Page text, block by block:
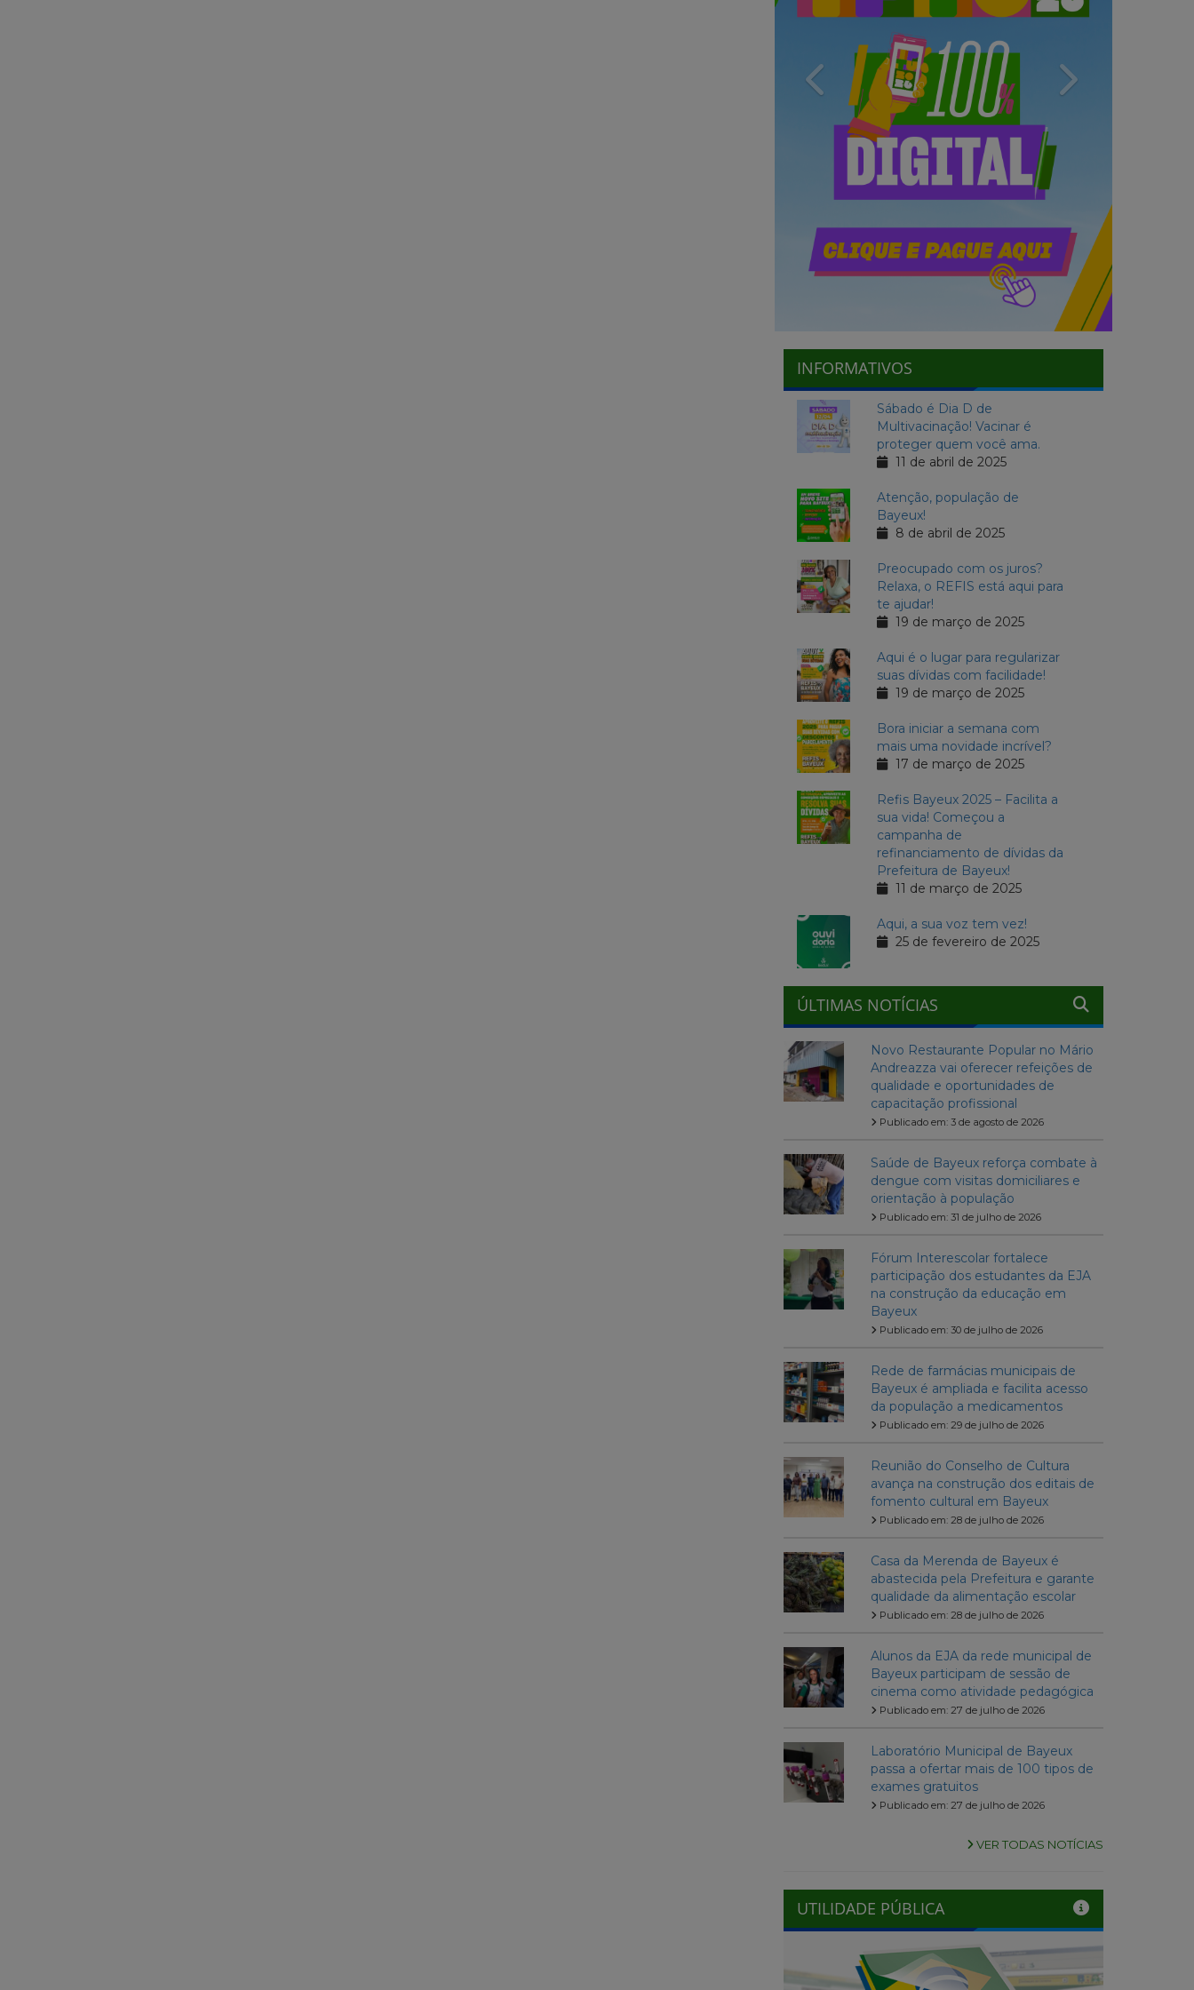
Previous Next
INFORMATIVOS
Sábado é Dia D de
Multivacinação! Vacinar é
proteger quem você ama.
11 de abril de 2025
Atenção, população de
Bayeux!
8 de abril de 2025
Preocupado com os juros?
Relaxa, o REFIS está aqui para
te ajudar!
19 de março de 2025
Aqui é o lugar para regularizar
suas dívidas com facilidade!
19 de março de 2025
Bora iniciar a semana com
mais uma novidade incrível?
17 de março de 2025
Refis Bayeux 2025 – Facilita a
sua vida! Começou a
campanha de
refinanciamento de dívidas da
Prefeitura de Bayeux!
11 de março de 2025
Aqui, a sua voz tem vez!
25 de fevereiro de 2025
ÚLTIMAS NOTÍCIAS
Novo Restaurante Popular no Mário
Andreazza vai oferecer refeições de
qualidade e oportunidades de
capacitação profissional
Publicado em: 3 de agosto de 2026
Saúde de Bayeux reforça combate à
dengue com visitas domiciliares e
orientação à população
Publicado em: 31 de julho de 2026
Fórum Interescolar fortalece
participação dos estudantes da EJA
na construção da educação em
Bayeux
Publicado em: 30 de julho de 2026
Rede de farmácias municipais de
Bayeux é ampliada e facilita acesso
da população a medicamentos
Publicado em: 29 de julho de 2026
Reunião do Conselho de Cultura
avança na construção dos editais de
fomento cultural em Bayeux
Publicado em: 28 de julho de 2026
Casa da Merenda de Bayeux é
abastecida pela Prefeitura e garante
qualidade da alimentação escolar
Publicado em: 28 de julho de 2026
Alunos da EJA da rede municipal de
Bayeux participam de sessão de
cinema como atividade pedagógica
Publicado em: 27 de julho de 2026
Laboratório Municipal de Bayeux
passa a ofertar mais de 100 tipos de
exames gratuitos
Publicado em: 27 de julho de 2026
VER TODAS NOTÍCIAS
UTILIDADE PÚBLICA